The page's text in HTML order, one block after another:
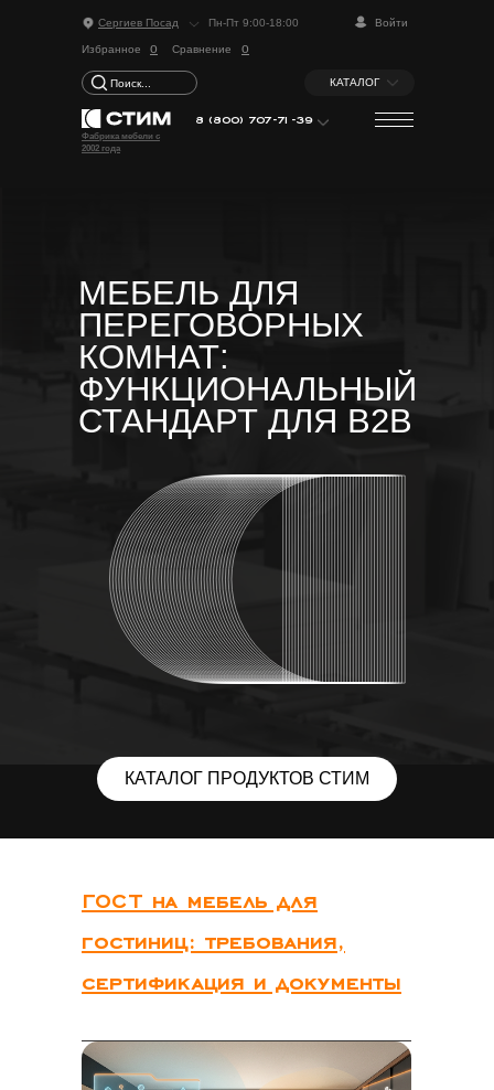
Избранное
Фабрика мебели с
2002 года
Пн-Пт 9:00-18:00
Сравнение о
Войти
о
КАТАЛОГ
Сергиев Посад
8 (800) 707-71-39
Поиск...
КАТАЛОГ ПРОДУКТОВ СТИМ
МЕБЕЛЬ ДЛЯ
ПЕРЕГОВОРНЫХ
КОМНАТ:
ФУНКЦИОНАЛЬНЫЙ
СТАНДАРТ ДЛЯ B2B
ГОСТ на мебель для
гостиниц: требования,
сертификация и документы